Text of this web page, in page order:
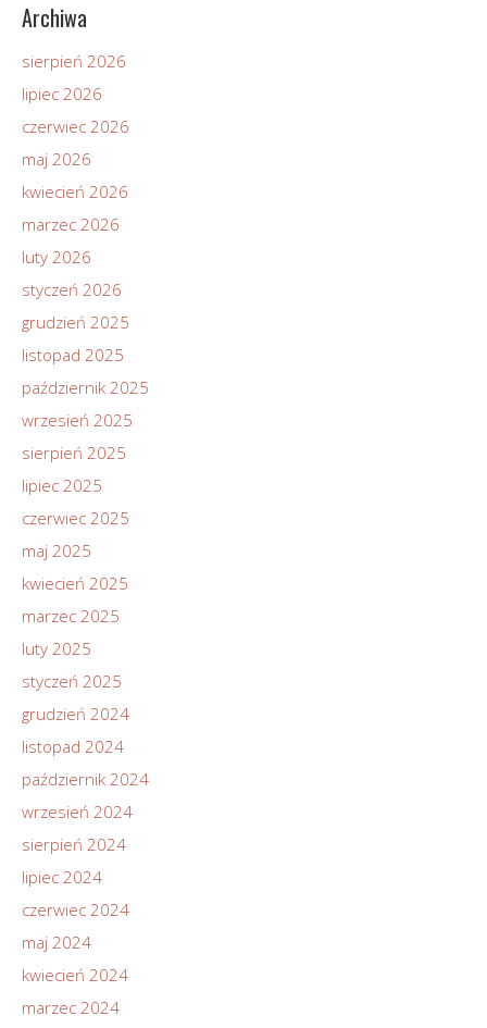
Archiwa
sierpień 2026
lipiec 2026
czerwiec 2026
maj 2026
kwiecień 2026
marzec 2026
luty 2026
styczeń 2026
grudzień 2025
listopad 2025
październik 2025
wrzesień 2025
sierpień 2025
lipiec 2025
czerwiec 2025
maj 2025
kwiecień 2025
marzec 2025
luty 2025
styczeń 2025
grudzień 2024
listopad 2024
październik 2024
wrzesień 2024
sierpień 2024
lipiec 2024
czerwiec 2024
maj 2024
kwiecień 2024
marzec 2024